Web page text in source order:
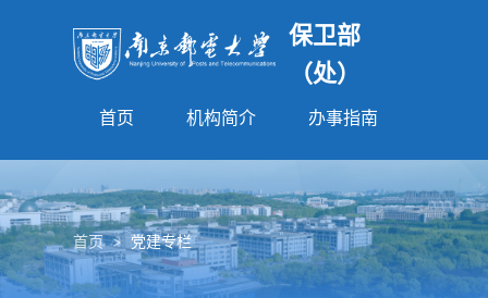
保卫部
（处）
首页 机构简介 办事指南
首页 > 党建专栏